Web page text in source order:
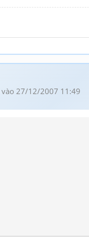
vào 27/12/2007 11:49